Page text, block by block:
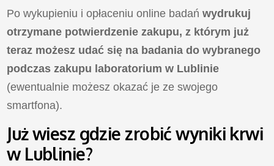
Po wykupieniu i opłaceniu online badańwydrukuj
otrzymane potwierdzenie zakupu, z którym już
teraz możesz udać się na badania do wybranego
podczas zakupu laboratorium w Lublinie
(ewentualnie możesz okazać je ze swojego
smartfona).
Już wiesz gdzie zrobić wyniki krwi
w Lublinie?